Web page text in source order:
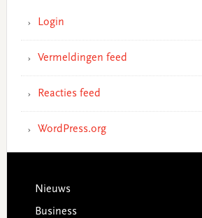
Login
Vermeldingen feed
Reacties feed
WordPress.org
Footer
Nieuws
Business